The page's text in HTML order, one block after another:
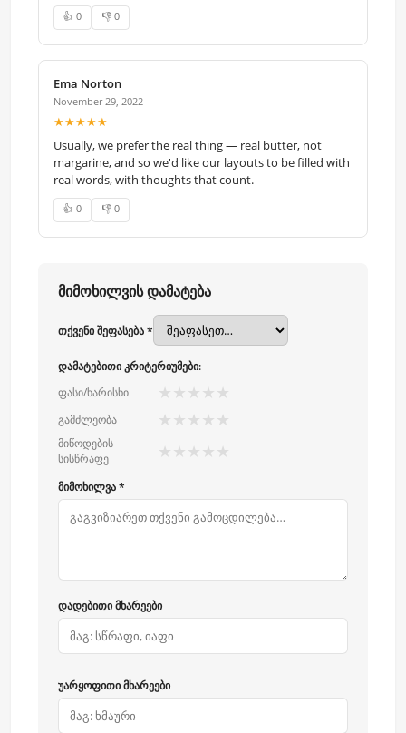
👍 0 👎 0
Ema Norton
November 29, 2022
★★★★★
Usually, we prefer the real thing — real butter, not
margarine, and so we'd like our layouts to be filled with
real words, with thoughts that count.
👍 0 👎 0
მიმოხილვის დამატება
თქვენი შეფასება *
დამატებითი კრიტერიუმები:
ფასი/ხარისხი
★ ★ ★ ★ ★
გამძლეობა ★ ★ ★ ★ ★
მიწოდების
სისწრაფე
★ ★ ★ ★ ★
მიმოხილვა *
დადებითი მხარეები
უარყოფითი მხარეები